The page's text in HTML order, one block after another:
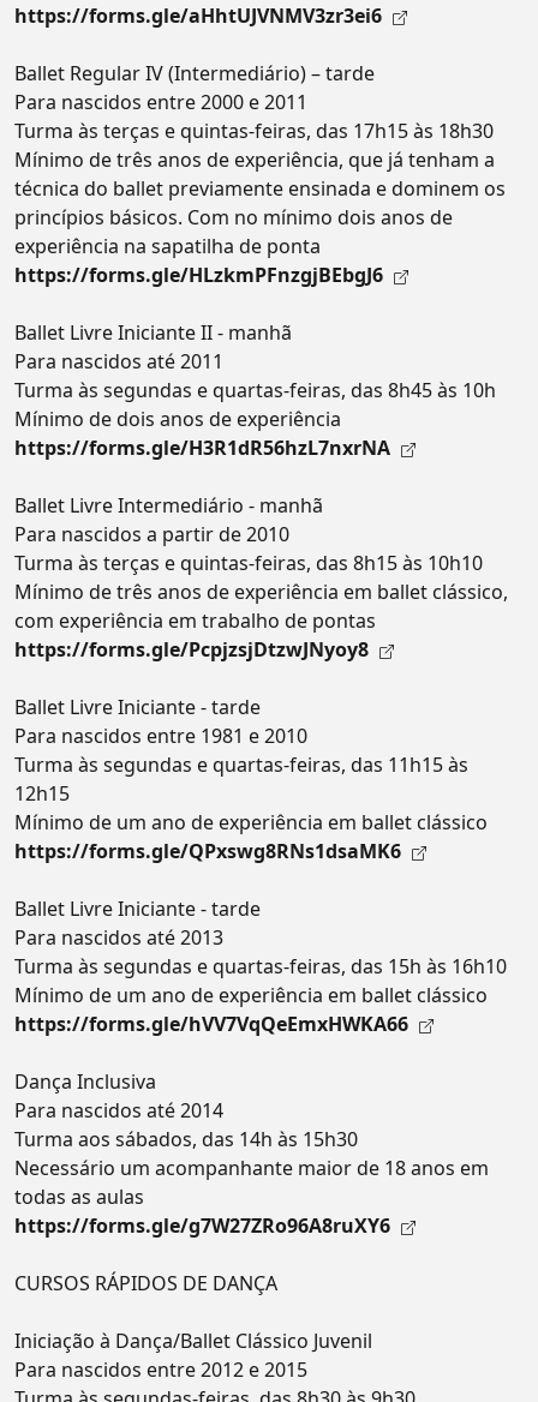
https://forms.gle/aHhtUJVNMV3zr3ei6
Ballet Regular IV (Intermediário) – tarde
Para nascidos entre 2000 e 2011
Turma às terças e quintas-feiras, das 17h15 às 18h30
Mínimo de três anos de experiência, que já tenham a
técnica do ballet previamente ensinada e dominem os
princípios básicos. Com no mínimo dois anos de
experiência na sapatilha de ponta
https://forms.gle/HLzkmPFnzgjBEbgJ6
Ballet Livre Iniciante II - manhã
Para nascidos até 2011
Turma às segundas e quartas-feiras, das 8h45 às 10h
Mínimo de dois anos de experiência
https://forms.gle/H3R1dR56hzL7nxrNA
Ballet Livre Intermediário - manhã
Para nascidos a partir de 2010
Turma às terças e quintas-feiras, das 8h15 às 10h10
Mínimo de três anos de experiência em ballet clássico,
com experiência em trabalho de pontas
https://forms.gle/PcpjzsjDtzwJNyoy8
Ballet Livre Iniciante - tarde
Para nascidos entre 1981 e 2010
Turma às segundas e quartas-feiras, das 11h15 às
12h15
Mínimo de um ano de experiência em ballet clássico
https://forms.gle/QPxswg8RNs1dsaMK6
Ballet Livre Iniciante - tarde
Para nascidos até 2013
Turma às segundas e quartas-feiras, das 15h às 16h10
Mínimo de um ano de experiência em ballet clássico
https://forms.gle/hVV7VqQeEmxHWKA66
Dança Inclusiva
Para nascidos até 2014
Turma aos sábados, das 14h às 15h30
Necessário um acompanhante maior de 18 anos em
todas as aulas
https://forms.gle/g7W27ZRo96A8ruXY6
CURSOS RÁPIDOS DE DANÇA
Iniciação à Dança/Ballet Clássico Juvenil
Para nascidos entre 2012 e 2015